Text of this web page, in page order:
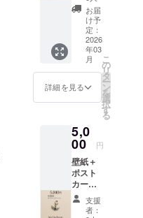
届けたい！
て、今は無
店舗でハン
ドメイド作
家さんの委
託販売をし
実はこれま
でにも、作
家さんやお
客様にたく
さんの「あ
プ
10%OF
Fクーポ
ン(発行
から３
カ月有
効）
クーポ
ンは支
援して
時に
クーポ
ンコー
ドをお
伝えさ
せてい
ただき
ます！
お届
け予
定：
2026
年03
月
詳細を見る
こ
の
リ
タ
ー
ン
を
選
択
す
る
5,0
00 円
壁紙＋
ポスト
カード
オンラ
イン支援
者：